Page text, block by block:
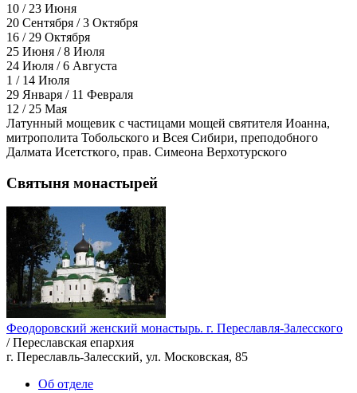
10 / 23 Июня
20 Сентября / 3 Октября
16 / 29 Октября
25 Июня / 8 Июля
24 Июля / 6 Августа
1 / 14 Июля
29 Января / 11 Февраля
12 / 25 Мая
Латунный мощевик с частицами мощей святителя Иоанна,
митрополита Тобольского и Всея Сибири, преподобного
Далмата Исетсткого, прав. Симеона Верхотурского
Святыня монастырей
Феодоровский женский монастырь. г. Переславля-Залесского
/ Переславская епархия
г. Переславль-Залесский, ул. Московская, 85
Об отделе